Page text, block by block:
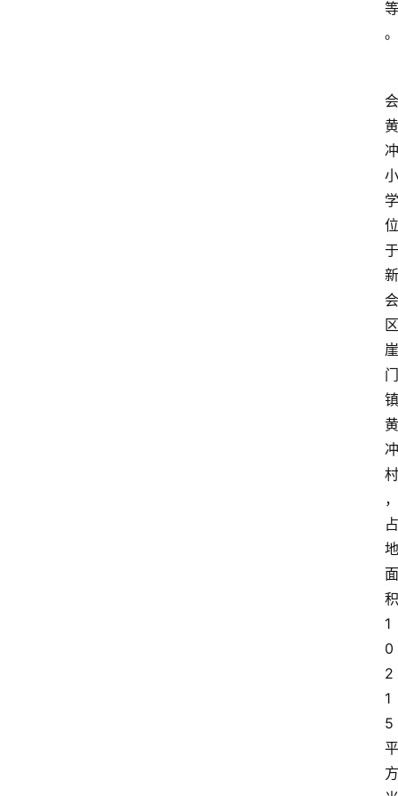
等
。
会
黄
冲
小
学
位
于
新
会
区
崖
门
镇
黄
冲
村
，
占
地
面
积
1
0
2
1
5
平
方